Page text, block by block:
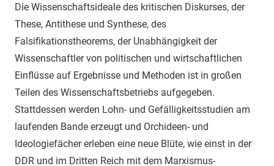
Die Wissenschaftsideale des kritischen Diskurses, der
These, Antithese und Synthese, des
Falsifikationstheorems, der Unabhängigkeit der
Wissenschaftler von politischen und wirtschaftlichen
Einflüsse auf Ergebnisse und Methoden ist in großen
Teilen des Wissenschaftsbetriebs aufgegeben.
Stattdessen werden Lohn- und Gefälligkeitsstudien am
laufenden Bande erzeugt und Orchideen- und
Ideologiefächer erleben eine neue Blüte, wie einst in der
DDR und im Dritten Reich mit dem Marxismus-